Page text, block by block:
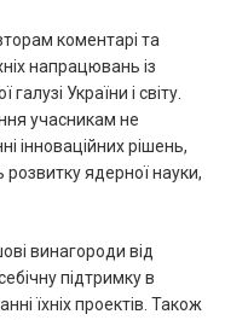
коментарі та
напрацювань із
України і світу.
учасникам не
інноваційних рішень,
розвитку ядерної науки,
винагороди від
підтримку в
їхніх проектів. Також